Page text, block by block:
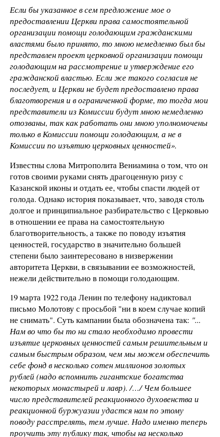
Если бы указанное в сем предложение мое о
предоставлении Церкви права самостоятельной
организации помощи голодающим гражданскими
властями было принято, то мною немедленно был бы
представлен проект церковной организации помощи
голодающим на рассмотрение и утверждение его
гражданской властью. Если же такого согласия не
последует, и Церкви не будет предоставлено права
благотворения и в ограниченной форме, то тогда мои
представители из Комиссии будут мною немедленно
отозваны, так как работать они мною уполномочены
только в Комиссии помощи голодающим, а не в
Комиссии по изъятию церковных ценностей».
Известны слова Митрополита Вениамина о том, что он
готов своими руками снять драгоценную ризу с
Казанской иконы и отдать ее, чтобы спасти людей от
голода. Однако история показывает, что, заводя столь
долгое и принципиальное разбирательство с Церковью
в отношении ее права на самостоятельную
благотворительность, а также по поводу изъятия
ценностей, государство в значительно большей
степени было заинтересовано в низвержении
авторитета Церкви, в связывании ее возможностей,
нежели действительно в помощи голодающим.
19 марта 1922 года Ленин по телефону надиктовал
письмо Молотову с просьбой "ни в коем случае копий
не снимать". Суть кампании была обозначена так: "...
Нам во что бы то ни стало необходимо провести
изъятие церковных ценностей самым решительным и
самым быстрым образом, чем мы можем обеспечить
себе фонд в несколько сотен миллионов золотых
рублей (надо вспомнить гигантские богатства
некоторых монастырей и лавр). /…/ Чем большее
число представителей реакционного духовенства и
реакционной буржуазии удастся нам по этому
поводу расстрелять, тем лучше. Надо именно теперь
проучить эту публику так, чтобы на несколько